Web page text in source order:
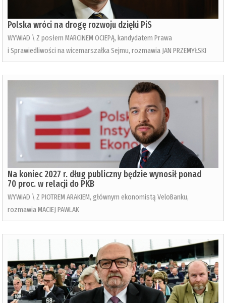
Polska wróci na drogę rozwoju dzięki PiS
WYWIAD \ Z posłem MARCINEM OCIEPĄ, kandydatem Prawa
i Sprawiedliwości na wicemarszałka Sejmu, rozmawia JAN PRZEMYŁSKI
Na koniec 2027 r. dług publiczny będzie wynosił ponad
70 proc. w relacji do PKB
WYWIAD \ Z PIOTREM ARAKIEM, głównym ekonomistą VeloBanku,
rozmawia MACIEJ PAWLAK